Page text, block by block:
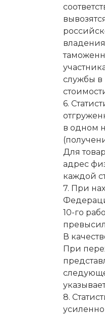
службы в
6.
в одном
Для
адрес
каждой
7. При
10-го
превысил
В
При
8.